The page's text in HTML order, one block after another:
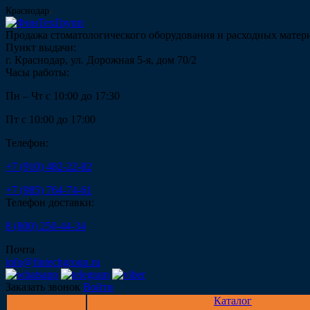
Краснодар
Продажа стоматологического оборудования и расходных
Пункт выдачи:
г. Краснодар, ул. Дорожная 5-я, дом 70/2
Часы работы:
Пн – Чт с 10:00 до 17:30
Пт с 10:00 до 17:00
Телефон:
+7 (910) 482-22-82
+7 (985) 764-74-61
Телефон доставки:
8 (800) 250-44-34
Почта
info@fintechgroup.ru
Заказать звонок Войти
Каталог